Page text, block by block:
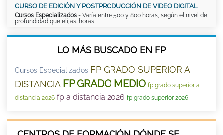
CURSO DE EDICIÓN Y POSTPRODUCCIÓN DE VIDEO DIGITAL
Cursos Especializados - Varía entre 500 y 800 horas, según el nivel de
profundidad que elijas. horas
LO MÁS BUSCADO EN FP
Cursos Especializados FP GRADO SUPERIOR A
DISTANCIA FP GRADO MEDIO fp grado superior a
distancia 2026 fp a distancia 2026 fp grado superior 2026